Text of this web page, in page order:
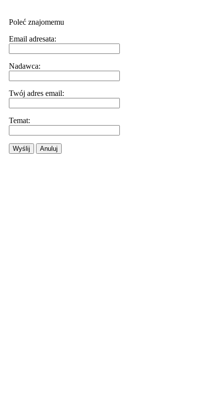
Poleć znajomemu
Email adresata:
Nadawca:
Twój adres email:
Temat:
Wyślij Anuluj